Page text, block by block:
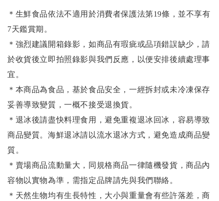
＊生鮮食品依法不適用於消費者保護法第19條，並不享有
7天鑑賞期。
＊強烈建議開箱錄影，如商品有瑕疵或品項錯誤缺少，請
於收貨後立即拍照錄影與我們反應，以便安排後續處理事
宜。
＊本商品為食品，基於食品安全，一經拆封或未冷凍保存
妥善導致變質，一概不接受退換貨。
＊退冰後請盡快料理食用，避免重複退冰回冰，容易導致
商品變質。海鮮退冰請以流水退冰方式，避免造成商品變
質。
＊賣場商品流動量大，同規格商品一律隨機發貨，商品內
容物以實物為準，需指定品牌請先與我們聯絡。
＊天然生物均有生長特性，大小與重量會有些許落差，商